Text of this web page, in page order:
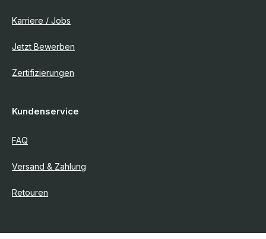
Karriere / Jobs
Jetzt Bewerben
Zertifizierungen
Kundenservice
FAQ
Versand & Zahlung
Retouren